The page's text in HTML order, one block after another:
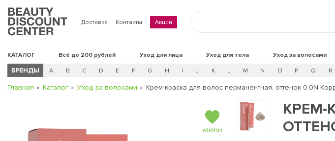
Доставка Контакты Акции
КАТАЛОГ Всё до 200 рублей Уход для лица Уход для тела Уход за волосами
БРЕНДЫ A B C D E F G H I J K L M N O P Q R
Главная Каталог Уход за волосами Крем-краска для волос перманентная, оттенок 0.0N
wishlist
КРЕМ-